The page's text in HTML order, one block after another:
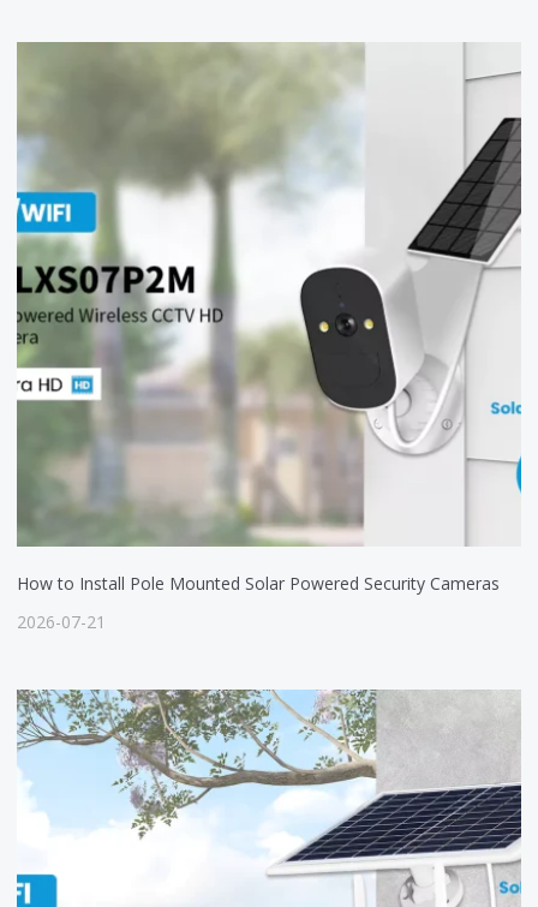
How to Install Pole Mounted Solar Powered Security Cameras
2026-07-21